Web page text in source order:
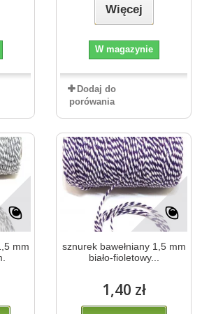
Więcej
W magazynie
Dodaj do
porówania
mm
sznurek bawełniany 1,5 mm
biało-fioletowy...
1,40 zł